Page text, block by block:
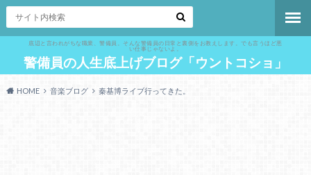
底辺と言われがちな職業、警備員。そんな警備員の日常と裏側をお教えします。でも言うほど悪
い仕事じゃないよ。
警備員の人生底上げブログ「ウントコショ」
HOME 音楽ブログ 秦基博ライブ行ってきた。